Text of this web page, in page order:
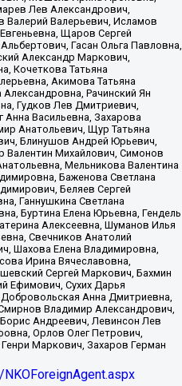
Лев Александрович,
Валерий Валерьевич, Исламов
Щаров Сергей
Гасан Ольга Павловна,
Александр Маркович,
Кочеткова Татьяна
Акимова Татьяна
Рачинский Ян
Гудков Лев Дмитриевич,
Васильевна, Захарова
Анатольевич, Щур Татьяна
Блинушов Андрей Юрьевич,
Валентин Михайлович, Симонов
Мельникова Валентина
Баженова Светлана
Беляев Сергей
Ганнушкина Светлана
Буртина Елена Юрьевна, Гендель
Алексеевна, Шуманов Илья
Свечников Анатолий
Шахова Елена Владимировна,
Ирина Вячеславовна,
Сергей Маркович, Бахмин
Ефимович, Сухих Дарья
Анна Дмитриевна,
Владимир Александрович,
Андреевич, Левинсон Лев
Орлов Олег Петрович,
Маркович, Захаров Герман